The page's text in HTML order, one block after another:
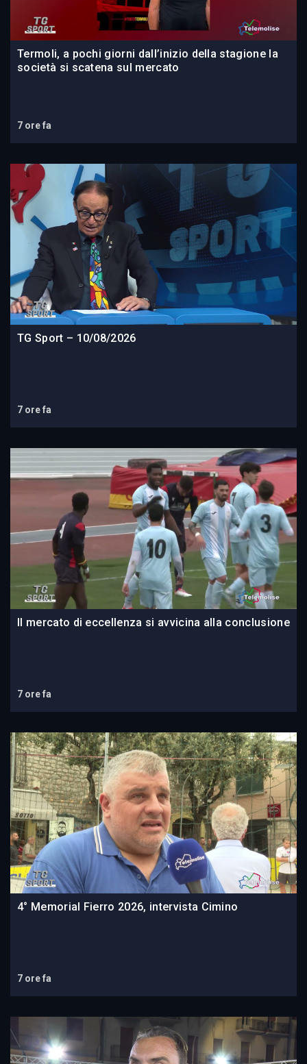
Termoli, a pochi giorni dall’inizio della stagione la
società si scatena sul mercato
7 ore fa
TG Sport – 10/08/2026
7 ore fa
Il mercato di eccellenza si avvicina alla conclusione
7 ore fa
4° Memorial Fierro 2026, intervista Cimino
7 ore fa